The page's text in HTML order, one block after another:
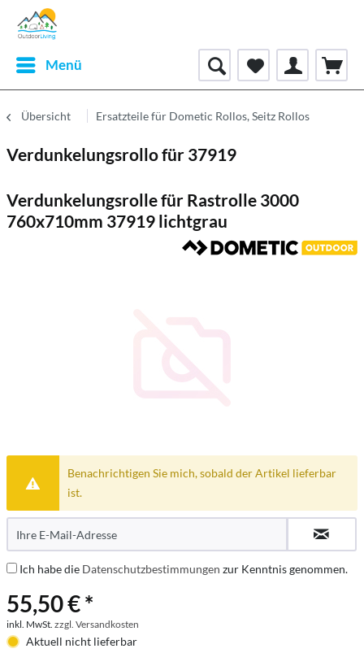
Menü
Übersicht Ersatzteile für Dometic Rollos, Seitz Rollos
Verdunkelungsrollo für 37919
Verdunkelungsrolle für Rastrolle 3000
760x710mm 37919 lichtgrau
Benachrichtigen Sie mich, sobald der Artikel lieferbar
ist.
Ich habe die Datenschutzbestimmungen zur Kenntnis genommen.
55,50 € *
inkl. MwSt. zzgl. Versandkosten
Aktuell nicht lieferbar